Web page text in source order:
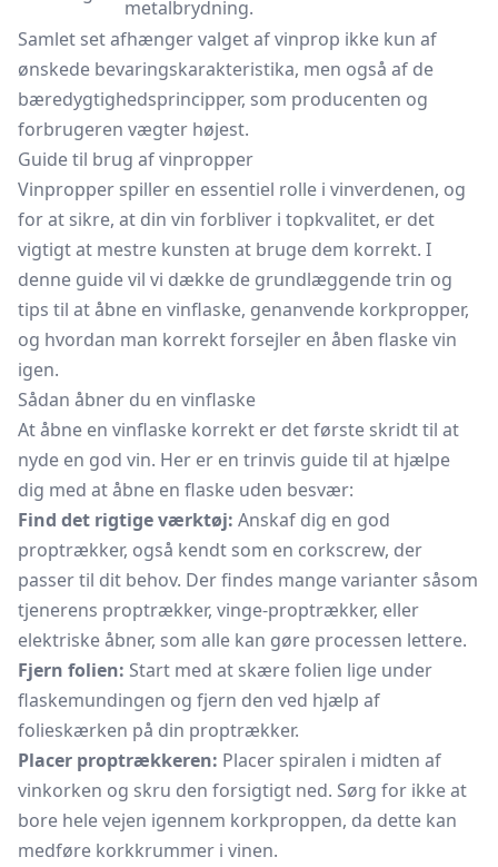
metalbrydning.
Samlet set afhænger valget af vinprop ikke kun af
ønskede bevaringskarakteristika, men også af de
bæredygtighedsprincipper, som producenten og
forbrugeren vægter højest.
Guide til brug af vinpropper
Vinpropper spiller en essentiel rolle i vinverdenen, og
for at sikre, at din vin forbliver i topkvalitet, er det
vigtigt at mestre kunsten at bruge dem korrekt. I
denne guide vil vi dække de grundlæggende trin og
tips til at åbne en vinflaske, genanvende korkpropper,
og hvordan man korrekt forsejler en åben flaske vin
igen.
Sådan åbner du en vinflaske
At åbne en vinflaske korrekt er det første skridt til at
nyde en god vin. Her er en trinvis guide til at hjælpe
dig med at åbne en flaske uden besvær:
Find det rigtige værktøj: Anskaf dig en god
proptrækker, også kendt som en corkscrew, der
passer til dit behov. Der findes mange varianter såsom
tjenerens proptrækker, vinge-proptrækker, eller
elektriske åbner, som alle kan gøre processen lettere.
Fjern folien: Start med at skære folien lige under
flaskemundingen og fjern den ved hjælp af
folieskærken på din proptrækker.
Placer proptrækkeren: Placer spiralen i midten af
vinkorken og skru den forsigtigt ned. Sørg for ikke at
bore hele vejen igennem korkproppen, da dette kan
medføre korkkrummer i vinen.